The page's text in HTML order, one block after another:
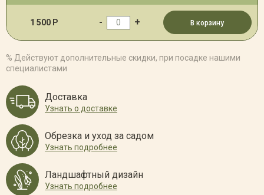
1 500 Р - + В корзину
% Действуют дополнительные скидки, при посадке нашими
специалистами
Доставка
Узнать о доставке
Обрезка и уход за садом
Узнать подробнее
Ландшафтный дизайн
Узнать подробнее